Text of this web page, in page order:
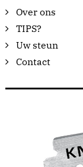
Over ons
TIPS?
Uw steun
Contact